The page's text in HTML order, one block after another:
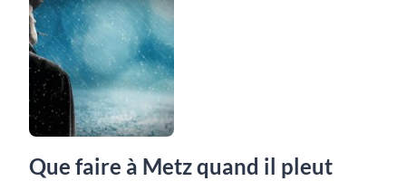
Que faire à Metz quand il pleut